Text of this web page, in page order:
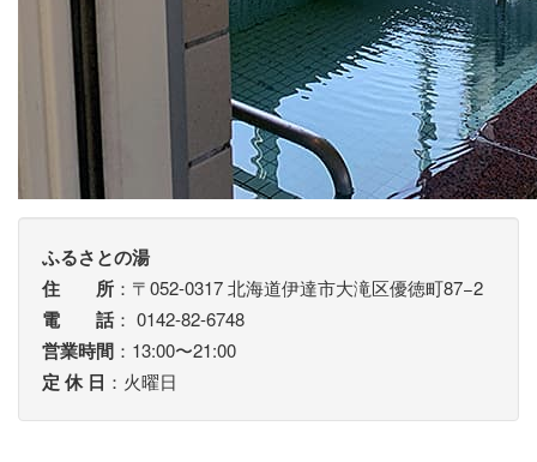
ふるさとの湯
住 所 ：〒052-0317 北海道伊達市大滝区優徳町87−2
電 話： 0142-82-6748
営業時間 ：13:00〜21:00
定 休 日 ：火曜日